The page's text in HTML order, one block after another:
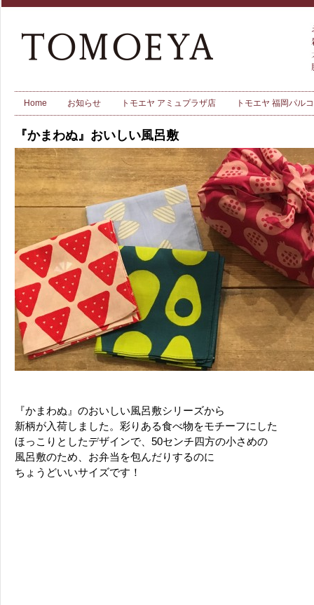
Home お知らせ トモエヤ アミュプラザ店 トモエヤ 福岡パル
『かまわぬ』おいしい風呂敷
『かまわぬ』のおいしい風呂敷シリーズから
新柄が入荷しました。彩りある食べ物をモチーフにした
ほっこりとしたデザインで、50センチ四方の小さめの
風呂敷のため、お弁当を包んだりするのに
ちょうどいいサイズです！